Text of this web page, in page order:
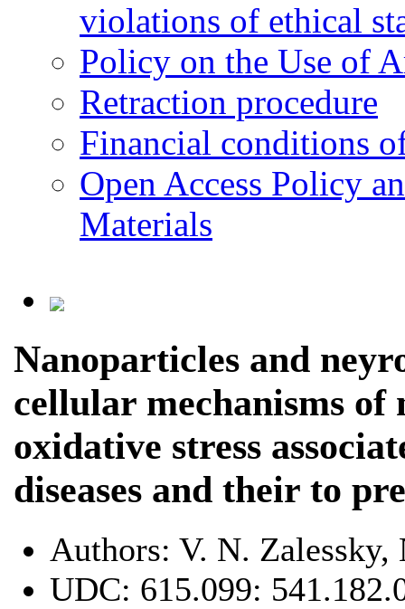
violations of ethical
Policy on the Use of
Retraction procedure
Financial conditions
Open Access Policy
Materials
Nanoparticles and
cellular mechanisms
oxidative stress
diseases and their to
Authors: V. N. Zalessky,
UDC: 615.099: